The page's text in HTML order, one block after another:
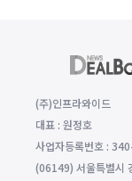
(주)인프라와이드
대표 : 원정호
사업자등록번호 :
(06149) 서울특별시